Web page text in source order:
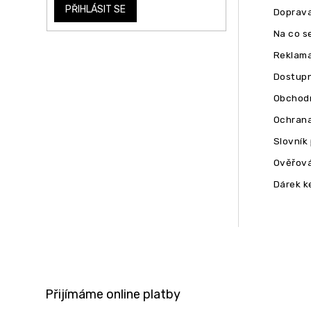
PŘIHLÁSIT SE
Na co
Slovník
Dárek
Přijímáme online platby